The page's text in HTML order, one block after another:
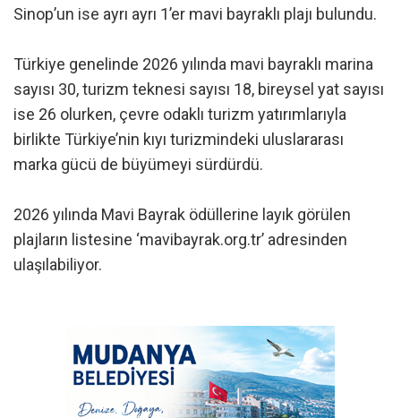
Sinop’un ise ayrı ayrı 1’er mavi bayraklı plajı bulundu.
Türkiye genelinde 2026 yılında mavi bayraklı marina
sayısı 30, turizm teknesi sayısı 18, bireysel yat sayısı
ise 26 olurken, çevre odaklı turizm yatırımlarıyla
birlikte Türkiye’nin kıyı turizmindeki uluslararası
marka gücü de büyümeyi sürdürdü.
2026 yılında Mavi Bayrak ödüllerine layık görülen
plajların listesine ‘mavibayrak.org.tr’ adresinden
ulaşılabiliyor.